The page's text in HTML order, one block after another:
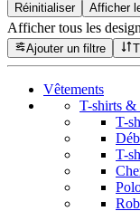
Réinitialiser Afficher
Afficher tous les
Ajouter un filtre
Vêtements
T-shirts &
T-
T-